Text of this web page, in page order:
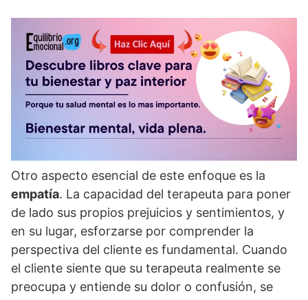
Otro aspecto esencial de este enfoque es la
empatí­a. La capacidad del terapeuta para poner
de lado sus propios prejuicios y sentimientos, y
en su lugar, esforzarse por comprender la
perspectiva del cliente es fundamental. Cuando
el cliente siente que su terapeuta realmente se
preocupa y entiende su dolor o confusión, se